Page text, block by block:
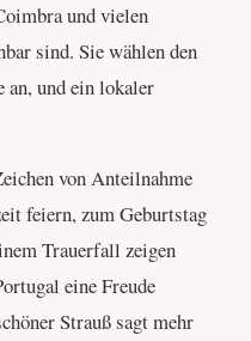
und vielen
sind. Sie wählen den
an, und ein lokaler
von Anteilnahme
feiern, zum Geburtstag
Trauerfall zeigen
eine Freude
Strauß sagt mehr